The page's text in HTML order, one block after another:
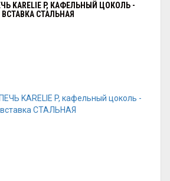
KARELIE P, КАФЕЛЬНЫЙ ЦОКОЛЬ -
ВСТАВКА СТАЛЬНАЯ